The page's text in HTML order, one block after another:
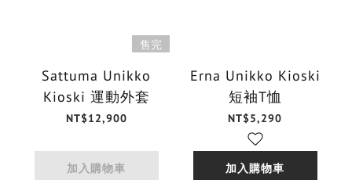
售完
Sattuma Unikko
Kioski 運動外套
NT$12,900
加入購物車
Erna Unikko Kioski
短袖T恤
NT$5,290
加入購物車